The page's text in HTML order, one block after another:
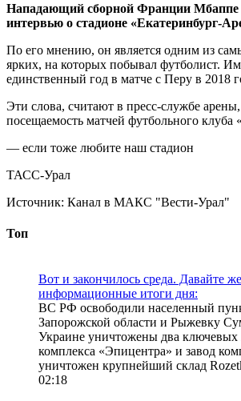
Нападающий сборной Франции Мбаппе
интервью о стадионе «Екатеринбург-
По его мнению, он является одним из
ярких, на которых побывал футболист.
единственный год в матче с Перу в 2018
Эти слова, считают в пресс-службе
посещаемость матчей футбольного клуба
— если тоже любите наш стадион
ТАСС-Урал
Источник: Канал в МАКС "Вести-Урал"
Топ
Вот и закончилось среда. Давайте
информационные итоги дня:
ВС РФ освободили населенный
Запорожской области и Рыжевку
Украине уничтожены два ключевых
комплекса «Эпицентра» и завод
уничтожен крупнейший склад
02:18